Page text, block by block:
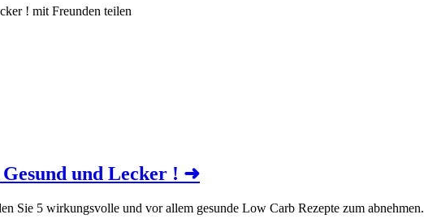
! mit Freunden teilen
und Lecker ! ➜
Sie 5 wirkungsvolle und vor allem gesunde Low Carb Rezepte zum abnehmen.